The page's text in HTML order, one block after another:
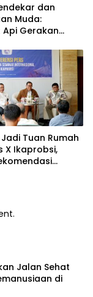
dan
Muda:
Gerakan
Tuan Rumah
X Ikaprobsi,
Jalan Sehat
di